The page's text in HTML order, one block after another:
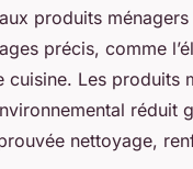
produits
précis, comme
Les produits
réduit
nettoyage,